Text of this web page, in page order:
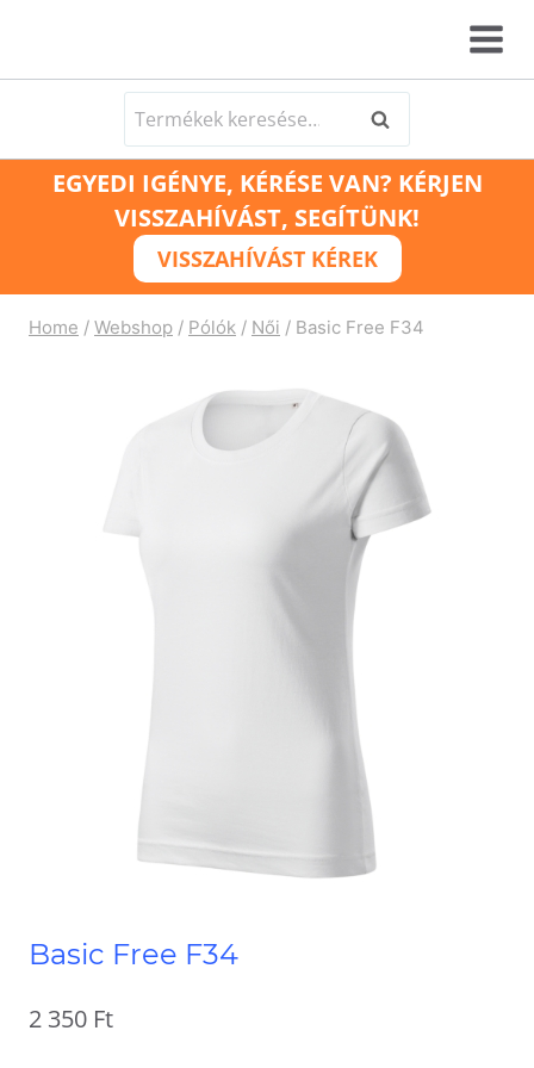
Keresés
a
következőre:
Keresés
EGYEDI IGÉNYE, KÉRÉSE VAN? KÉRJEN
VISSZAHÍVÁST, SEGÍTÜNK!
VISSZAHÍVÁST KÉREK
Home / Webshop / Pólók / Női / Basic Free F34
Basic Free F34
2 350 Ft